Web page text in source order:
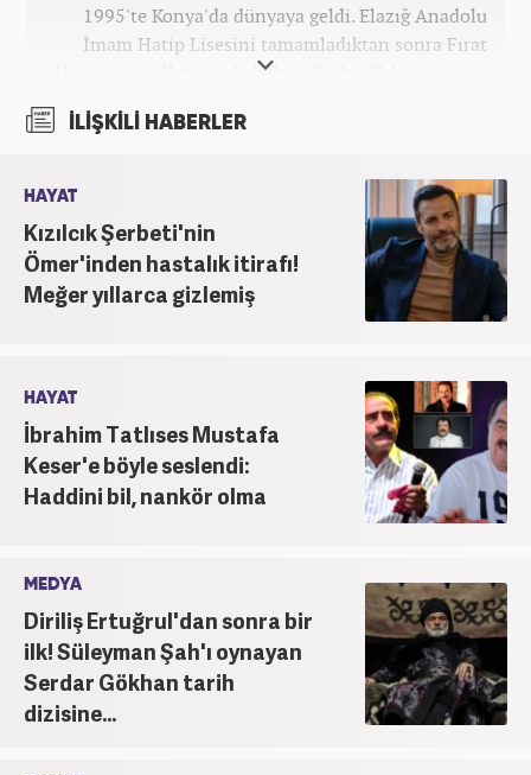
1995'te Konya'da dünyaya geldi. Elazığ Anadolu
İmam Hatip Lisesini tamamladıktan sonra Fırat
Üniversitesi İletişim Fakültesi Radyo Televizyon ve
Ardından Fırat Üniversitesi Sosyal Bilimler
yüksek lisans yaptı. Üniversiteye devam ettiği
yıllarda edebiyat dergilerinde deneme ve metin
yazarlığı yaptı. Yine aynı dönemde, yerel televizyon
kanalında program sunuculuğu yaparak mesleki
kariyerine ilk adımını attı. 2016'da başladığı
internet gazeteciliği serüveninde birçok haber
haber7.com'da mesleki hayatına devam etmektedir.
İLİŞKİLİ HABERLER
HAYAT
Kızılcık Şerbeti'nin
Ömer'inden hastalık itirafı!
Meğer yıllarca gizlemiş
HAYAT
İbrahim Tatlıses Mustafa
Keser'e böyle seslendi:
Haddini bil, nankör olma
MEDYA
Diriliş Ertuğrul'dan sonra bir
ilk! Süleyman Şah'ı oynayan
Serdar Gökhan tarih
dizisine...